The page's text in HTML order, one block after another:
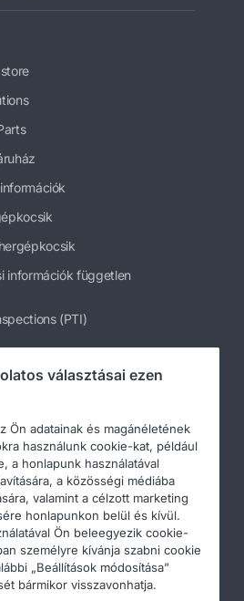
információk független
(PTI)
notice
Privacy statement
választásai ezen
Ön adatainak és magánéletének
használunk cookie-kat, például
a honlapunk használatával
a közösségi médiába
valamint a célzott marketing
honlapunkon belül és kívül.
Ön beleegyezik cookie-
személyre kívánja szabni cookie
„Beállítások módosítása”
bármikor visszavonhatja.